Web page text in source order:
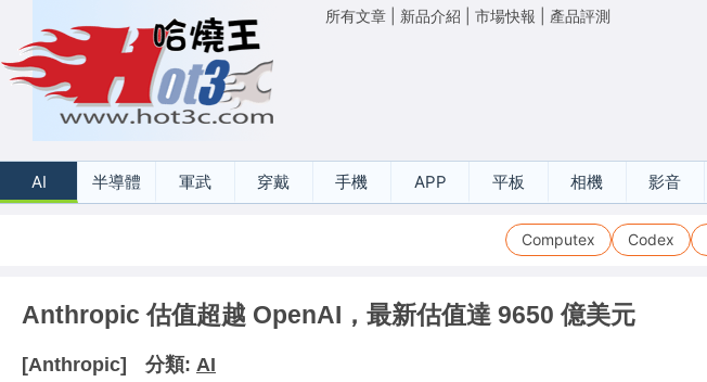
所有文章 新品介紹 市場快報 產品評測
AI 半導體 軍武 穿戴 手機 APP 平板 相機 影音
Computex Codex
Anthropic 估值超越 OpenAI，最新估值達 9650 億美元
[Anthropic] 分類: AI